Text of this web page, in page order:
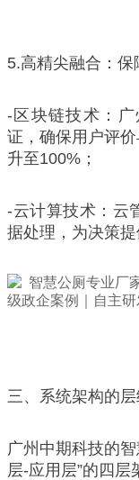
5.高精尖融合：
-区块链技术：
证，确保用户评
升至100%；
-云计算技术：云
据处理，为决策提
三、系统架构的
广州中期科技的
层-应用层”的四层